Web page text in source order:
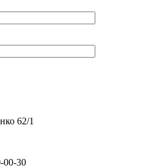
62/1
00-30